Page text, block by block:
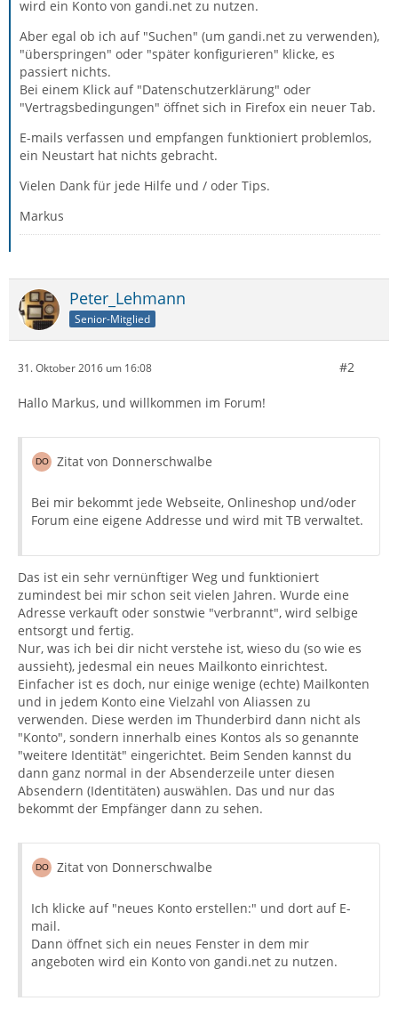
wird ein Konto von gandi.net zu nutzen.
Aber egal ob ich auf "Suchen" (um gandi.net zu verwenden),
"überspringen" oder "später konfigurieren" klicke, es
passiert nichts.
Bei einem Klick auf "Datenschutzerklärung" oder
"Vertragsbedingungen" öffnet sich in Firefox ein neuer Tab.
E-mails verfassen und empfangen funktioniert problemlos,
ein Neustart hat nichts gebracht.
Vielen Dank für jede Hilfe und / oder Tips.
Markus
Peter_Lehmann
Senior-Mitglied
31. Oktober 2016 um 16:08 #2
Hallo Markus, und willkommen im Forum!
Zitat von Donnerschwalbe
Bei mir bekommt jede Webseite, Onlineshop und/oder
Forum eine eigene Addresse und wird mit TB verwaltet.
Das ist ein sehr vernünftiger Weg und funktioniert
zumindest bei mir schon seit vielen Jahren. Wurde eine
Adresse verkauft oder sonstwie "verbrannt", wird selbige
entsorgt und fertig.
Nur, was ich bei dir nicht verstehe ist, wieso du (so wie es
aussieht), jedesmal ein neues Mailkonto einrichtest.
Einfacher ist es doch, nur einige wenige (echte) Mailkonten
und in jedem Konto eine Vielzahl von Aliassen zu
verwenden. Diese werden im Thunderbird dann nicht als
"Konto", sondern innerhalb eines Kontos als so genannte
"weitere Identität" eingerichtet. Beim Senden kannst du
dann ganz normal in der Absenderzeile unter diesen
Absendern (Identitäten) auswählen. Das und nur das
bekommt der Empfänger dann zu sehen.
Zitat von Donnerschwalbe
Ich klicke auf "neues Konto erstellen:" und dort auf E-
mail.
Dann öffnet sich ein neues Fenster in dem mir
angeboten wird ein Konto von gandi.net zu nutzen.